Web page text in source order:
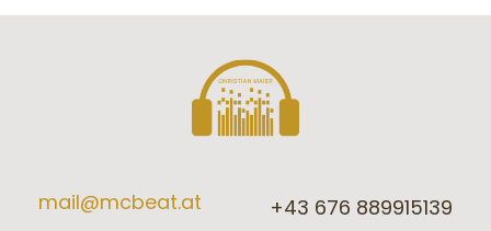
mail@mcbeat.at +43 676 889915139